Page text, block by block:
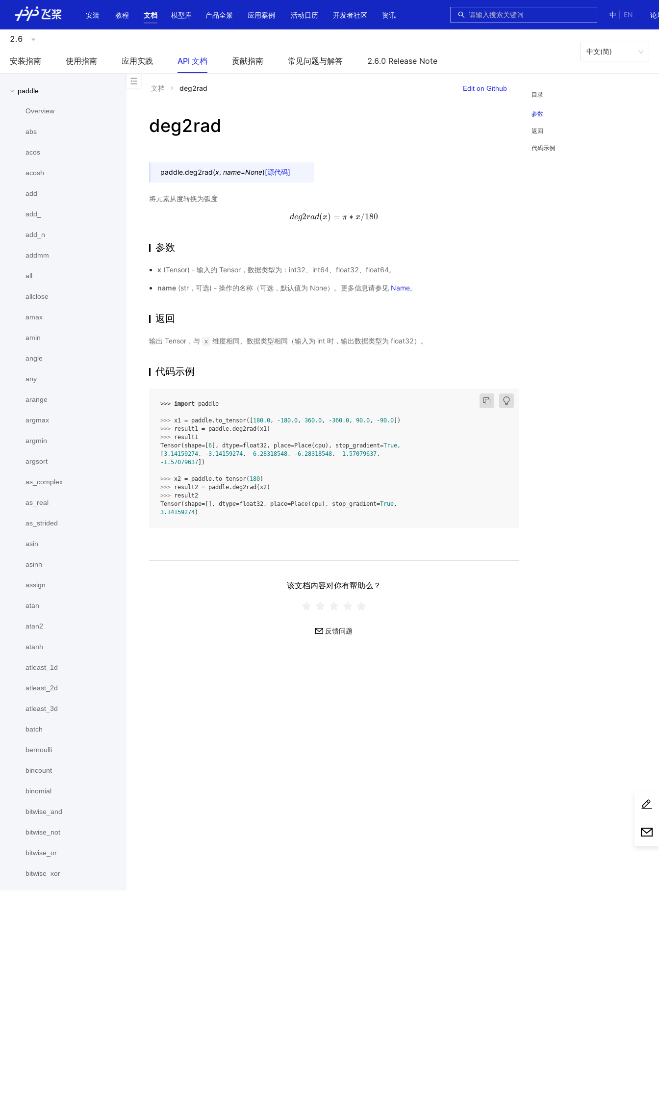
中
EN 论
安装 教程 文档 模型库 产品全景 应用案例 活动日历 开发者社区 资讯
2.6
安装指南 使用指南 应用实践 API 文档 贡献指南 常见问题与解答 2.6.0 Release Note
中文(简)
paddle
Overview
abs
acos
acosh
add
add_
add_n
addmm
all
allclose
amax
amin
angle
any
arange
argmax
argmin
argsort
as_complex
as_real
as_strided
asin
asinh
assign
atan
atan2
atanh
atleast_1d
atleast_2d
atleast_3d
batch
bernoulli
bincount
binomial
bitwise_and
bitwise_not
bitwise_or
bitwise_xor
目录
参数
返回
代码示例
文档 deg2rad Edit on Github
deg2rad
paddle.deg2rad(x, name=None)[源代码]
将元素从度转换为弧度
deg2rad(x) = π ∗ x/180
deg2rad(x )=π∗x /180
参数
x (Tensor) - 输入的 Tensor，数据类型为：int32、int64、float32、float64。
name(str，可选) - 操作的名称（可选，默认值为 None）。更多信息请参见 Name。
返回
输出 Tensor，与 x 维度相同、数据类型相同（输入为 int 时，输出数据类型为 float32）。
代码示例
>>> import paddle
>>> x1 = paddle.to_tensor([ 180.0, -180.0, 360.0, -360.0, 90.0, -90.0 ])
>>>
result1 = paddle.deg2rad (x1)
>>>
result1
Tensor(shape=[ 6 ], dtype=float32, place=Place(cpu), stop_gradient=True,
3.14159274, -3.14159274, 6.28318548, -6.28318548, 1.57079637,
-1.57079637 ])
>>> x2 = paddle.to_tensor( 180)
>>>
result2 = paddle.deg2rad (x2)
>>>
result2
Tensor(shape=[], dtype=float32, place=Place(cpu), stop_gradient=True,
3.14159274)
该文档内容对你有帮助么？
反馈问题